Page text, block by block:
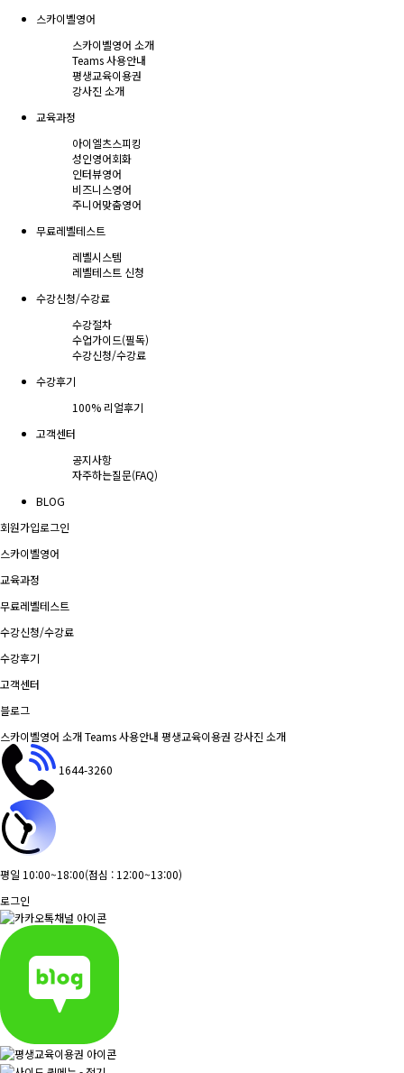
스카이벨영어
스카이벨영어 소개
Teams 사용안내
평생교육이용권
강사진 소개
교육과정
아이엘츠스피킹
성인영어회화
인터뷰영어
비즈니스영어
주니어맞춤영어
무료레벨테스트
레벨시스템
레벨테스트 신청
수강신청/수강료
수강절차
수업가이드(필독)
수강신청/수강료
수강후기
100% 리얼후기
고객센터
공지사항
자주하는질문(FAQ)
BLOG
회원가입로그인
스카이벨영어
교육과정
무료레벨테스트
수강신청/수강료
수강후기
고객센터
블로그
스카이벨영어 소개Teams 사용안내 평생교육이용권 강사진 소개
1644-3260
평일 10:00~18:00(점심 : 12:00~13:00)
로그인